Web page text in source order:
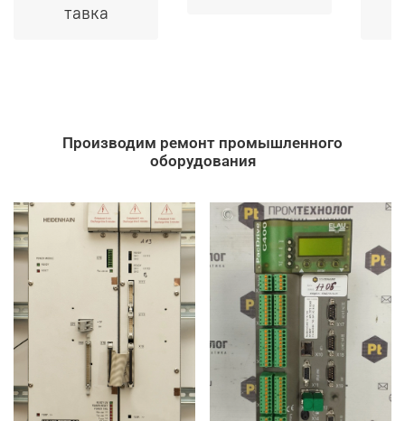
тавка
Производим ремонт промышленного
оборудования